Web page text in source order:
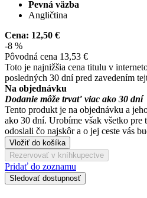
Pevná väzba
Angličtina
Cena: 12,50 €
-8 %
Pôvodná cena 13,53 €
Toto je najnižšia cena titulu v
posledných 30 dní pred zavedením
Na objednávku
Dodanie môže trvať viac ako 30 dní
Tento produkt je na objednávku a
ako 30 dní. Urobíme však všetko pre
odoslali čo najskôr a o jej ceste vás
Vložiť do košíka
Rezervovať v kníhkupectve
Pridať do zoznamu
Sledovať dostupnosť